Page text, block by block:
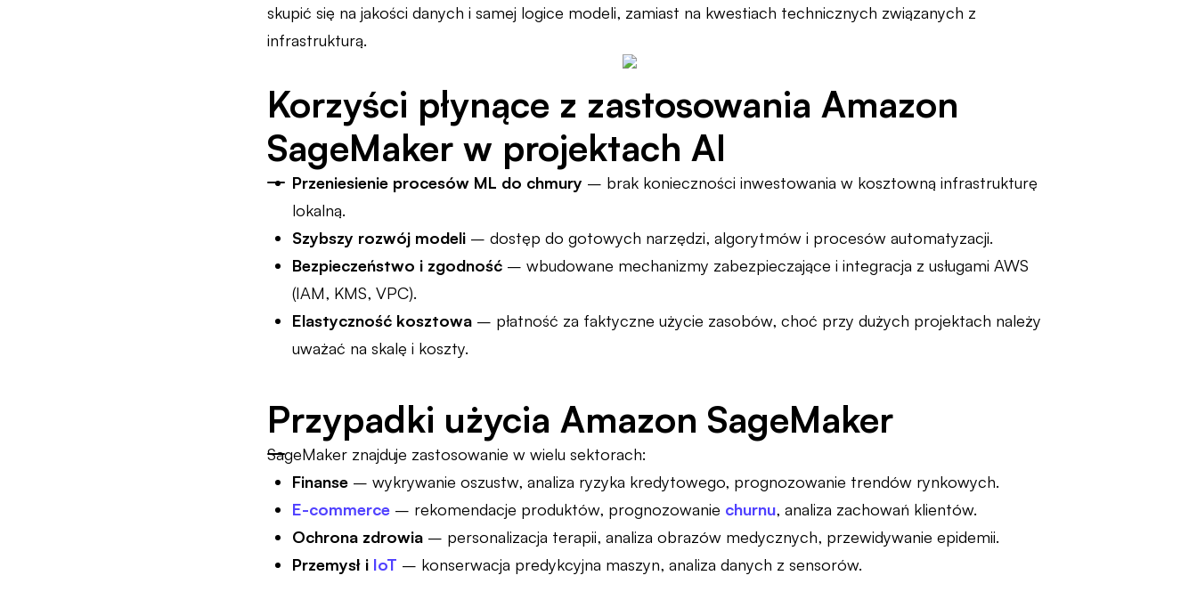
skupić się na jakości danych i samej logice modeli, zamiast na kwestiach technicznych związanych z
infrastrukturą.
Korzyści płynące z zastosowania Amazon
SageMaker w projektach AI
Przeniesienie procesów ML do chmury – brak konieczności inwestowania w kosztowną infrastrukturę
lokalną.
Szybszy rozwój modeli – dostęp do gotowych narzędzi, algorytmów i procesów automatyzacji.
Bezpieczeństwo i zgodność – wbudowane mechanizmy zabezpieczające i integracja z usługami AWS
(IAM, KMS, VPC).
Elastyczność kosztowa – płatność za faktyczne użycie zasobów, choć przy dużych projektach należy
uważać na skalę i koszty.
Przypadki użycia Amazon SageMaker
SageMaker znajduje zastosowanie w wielu sektorach:
Finanse – wykrywanie oszustw, analiza ryzyka kredytowego, prognozowanie trendów rynkowych.
E-commerce – rekomendacje produktów, prognozowanie churnu, analiza zachowań klientów.
Ochrona zdrowia – personalizacja terapii, analiza obrazów medycznych, przewidywanie epidemii.
Przemysł i IoT – konserwacja predykcyjna maszyn, analiza danych z sensorów.